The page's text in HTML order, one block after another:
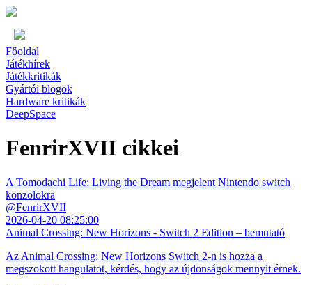
Főoldal
Játékhírek
Játékkritikák
Gyártói blogok
Hardware kritikák
DeepSpace
FenrirXVII cikkei
A Tomodachi Life: Living the Dream megjelent Nintendo switch
konzolokra
@FenrirXVII
2026-04-20 08:25:00
Animal Crossing: New Horizons - Switch 2 Edition – bemutató
Az Animal Crossing: New Horizons Switch 2-n is hozza a
megszokott hangulatot, kérdés, hogy az újdonságok mennyit érnek.